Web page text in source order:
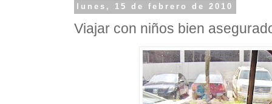
lunes, 15 de febrero de 2010
Viajar con niños bien